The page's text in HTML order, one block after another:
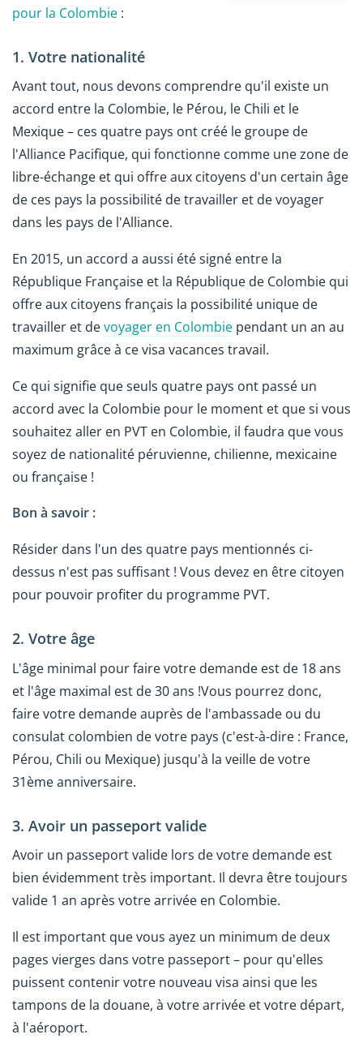
pour la Colombie :
1. Votre nationalité
Avant tout, nous devons comprendre qu'il existe un
accord entre la Colombie, le Pérou, le Chili et le
Mexique – ces quatre pays ont créé le groupe de
l'Alliance Pacifique, qui fonctionne comme une zone de
libre-échange et qui offre aux citoyens d'un certain âge
de ces pays la possibilité de travailler et de voyager
dans les pays de l'Alliance.
En 2015, un accord a aussi été signé entre la
République Française et la République de Colombie qui
offre aux citoyens français la possibilité unique de
travailler et devoyager en Colombie pendant un an au
maximum grâce à ce visa vacances travail.
Ce qui signifie que seuls quatre pays ont passé un
accord avec la Colombie pour le moment et que si vous
souhaitez aller en PVT en Colombie, il faudra que vous
soyez de nationalité péruvienne, chilienne, mexicaine
ou française !
Bon à savoir :
Résider dans l'un des quatre pays mentionnés ci-
dessus n'est pas suffisant ! Vous devez en être citoyen
pour pouvoir profiter du programme PVT.
2. Votre âge
L'âge minimal pour faire votre demande est de 18 ans
et l'âge maximal est de 30 ans !Vous pourrez donc,
faire votre demande auprès de l'ambassade ou du
consulat colombien de votre pays (c'est-à-dire : France,
Pérou, Chili ou Mexique) jusqu'à la veille de votre
31ème anniversaire.
3. Avoir un passeport valide
Avoir un passeport valide lors de votre demande est
bien évidemment très important. Il devra être toujours
valide 1 an après votre arrivée en Colombie.
Il est important que vous ayez un minimum de deux
pages vierges dans votre passeport – pour qu'elles
puissent contenir votre nouveau visa ainsi que les
tampons de la douane, à votre arrivée et votre départ,
à l'aéroport.